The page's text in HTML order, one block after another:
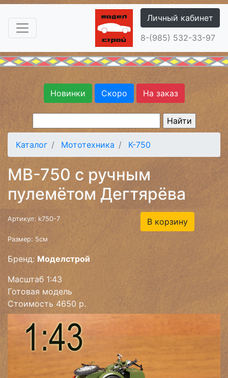
Личный кабинет
8-(985) 532-33-97
Новинки Скоро На заказ
Каталог Мототехника К-750
МВ-750 с ручным
пулемётом Дегтярёва
Артикул: k750-7
Размер: 5см
Бренд: Моделстрой
Масштаб 1:43
Готовая модель
Стоимость 4650 р.
В корзину